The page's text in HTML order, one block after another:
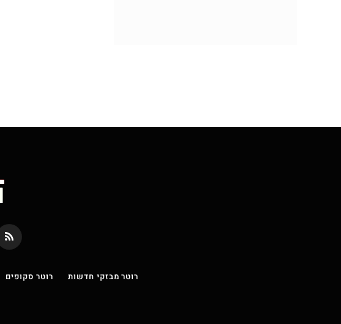
רוטר מבזקי חדשות רוטר סקופים